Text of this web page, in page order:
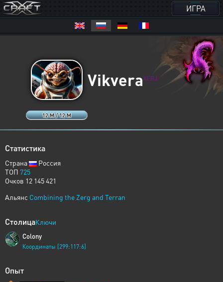
ИГРА
12 M / 12 M
VikveraXERJ
Статистика
Страна
Россия
ТОП 725
Очков 12 145 421
Альянс Combining the Zerg and Terran
СтолицаКлючи
Colony
Координаты [299:117:6]
Опыт